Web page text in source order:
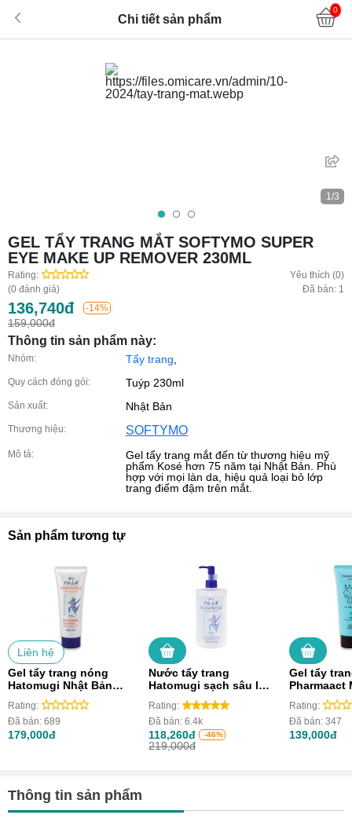
Chi tiết sản phẩm
0
1/3
GEL TẨY TRANG MẮT SOFTYMO SUPER
EYE MAKE UP REMOVER 230ML
Rating:
Yêu thích (0)
(0 đánh giá)
Đã bán: 1
136,740đ -14%
159,000đ
Thông tin sản phẩm này:
Nhóm: Tẩy trang
Quy cách đóng gói: Tuýp 230ml
Sản xuất: Nhật Bản
Thương hiệu: SOFTYMO
Mô tả:
Gel tẩy trang mắt đến từ thương hiệu mỹ
phẩm Kosé hơn 75 năm tại Nhật Bản. Phù
hợp với mọi làn da, hiệu quả loại bỏ lớp
trang điểm đậm trên mắt.
Sản phẩm tương tự
Liên hệ
Gel tẩy trang nóng
Hatomugi Nhật Bản
chiết xuất hạt Ý dĩ Hot
Cleansing (200g)
Rating:
Đã bán: 689
179,000đ
Nước tẩy trang
Hatomugi sạch sâu lỗ
chân lông, dưỡng ẩm
và làm sáng da (Chai
500ml)
Rating:
Đã bán:6.4k
118,260đ -46%
219,000đ
Gel tẩy
Pharmaact
Gel
(Tuýp
Rating:
Đã bán:347
139,000đ
Thông tin sản phẩm